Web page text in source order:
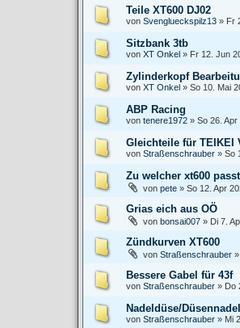
Teile XT600 DJ02
von Svenglueckspilz13 » Fr
Sitzbank 3tb
von XT Onkel » Fr 12. Jun
Zylinderkopf
von XT Onkel » So 10. Mai
ABP Racing
von tenere1972 » So 26. Apr
Gleichteile für TEIKEI
von Straßenschrauber » So
Zu welcher xt600
von pete » So 12. Apr
Grias eich aus OÖ
von bonsai007 » Di 7.
Zündkurven XT600
von Straßenschrauber »
Bessere Gabel für 43f
von Straßenschrauber » Do
Nadeldüse/
von Straßenschrauber » Mi